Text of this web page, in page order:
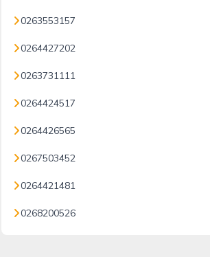
0263553157
0264427202
0263731111
0264424517
0264426565
0267503452
0264421481
0268200526